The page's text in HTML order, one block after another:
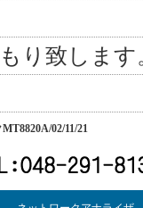
り致します
02/11/21